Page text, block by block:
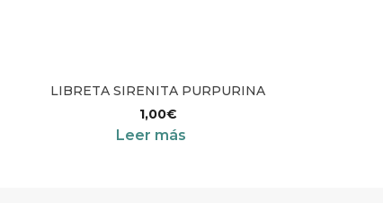
LIBRETA SIRENITA PURPURINA
1,00€
Leer más